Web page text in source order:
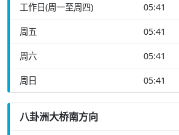
工作日(周一至周四) 05:41
周五 05:41
周六 05:41
周日 05:41
八卦洲大桥南方向